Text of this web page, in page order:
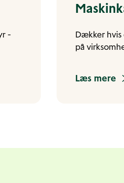
-
Dækker hvis
på
Læs mere